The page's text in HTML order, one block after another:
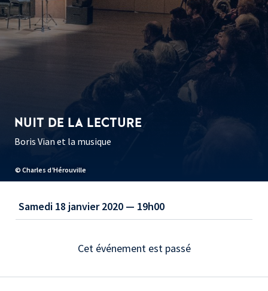
© Charles d’Hérouville
NUIT DE LA LECTURE
Boris Vian et la musique
Samedi 18 janvier 2020 — 19h00
Cet événement est passé